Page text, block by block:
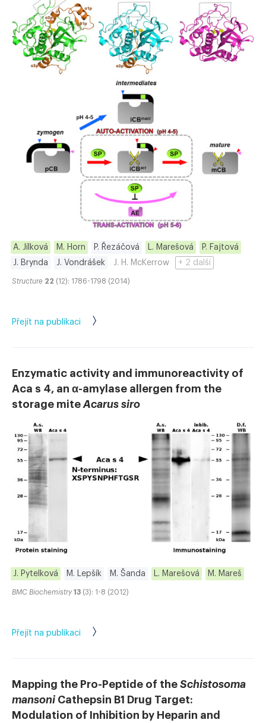
A. Jílková M. Horn P. Řezáčová L. Marešová
P. Fajtová
J. Brynda
J. Vondrášek J. H. McKerrow + 2 další
Structure 22 (12): 1786-1798 (2014)
Přejít na publikaci
Enzymatic activity and immunoreactivity of
Aca s 4, an α-amylase allergen from the
storage mite Acarus siro
J. Pytelková M. Lepšík M. Šanda L. Marešová M. Mareš
BMC Biochemistry 13 (3): 1-8 (2012)
Přejít na publikaci
Mapping the Pro-Peptide of the Schistosoma
mansoni Cathepsin B1 Drug Target:
Modulation of Inhibition by Heparin and